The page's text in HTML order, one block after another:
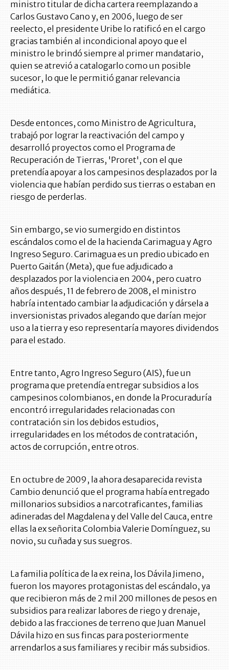
ministro titular de dicha cartera reemplazando a
Carlos Gustavo Cano y, en 2006, luego de ser
reelecto, el presidente Uribe lo ratificó en el cargo
gracias también al incondicional apoyo que el
ministro le brindó siempre al primer mandatario,
quien se atrevió a catalogarlo como un posible
sucesor, lo que le permitió ganar relevancia
mediática.
Desde entonces, como Ministro de Agricultura,
trabajó por lograr la reactivación del campo y
desarrolló proyectos como el Programa de
Recuperación de Tierras, 'Proret', con el que
pretendía apoyar a los campesinos desplazados por la
violencia que habían perdido sus tierras o estaban en
riesgo de perderlas.
Sin embargo, se vio sumergido en distintos
escándalos como el de la hacienda Carimagua y Agro
Ingreso Seguro. Carimagua es un predio ubicado en
Puerto Gaitán (Meta), que fue adjudicado a
desplazados por la violencia en 2004, pero cuatro
años después, 11 de febrero de 2008, el ministro
habría intentado cambiar la adjudicación y dársela a
inversionistas privados alegando que darían mejor
uso a la tierra y eso representaría mayores dividendos
para el estado.
Entre tanto, Agro Ingreso Seguro (AIS), fue un
programa que pretendía entregar subsidios a los
campesinos colombianos, en donde la Procuraduría
encontró irregularidades relacionadas con
contratación sin los debidos estudios,
irregularidades en los métodos de contratación,
actos de corrupción, entre otros.
En octubre de 2009, la ahora desaparecida revista
Cambio denunció que el programa había entregado
millonarios subsidios a narcotraficantes, familias
adineradas del Magdalena y del Valle del Cauca, entre
ellas la ex señorita Colombia Valerie Domínguez, su
novio, su cuñada y sus suegros.
La familia política de la ex reina, los Dávila Jimeno,
fueron los mayores protagonistas del escándalo, ya
que recibieron más de 2 mil 200 millones de pesos en
subsidios para realizar labores de riego y drenaje,
debido a las fracciones de terreno que Juan Manuel
Dávila hizo en sus fincas para posteriormente
arrendarlos a sus familiares y recibir más subsidios.